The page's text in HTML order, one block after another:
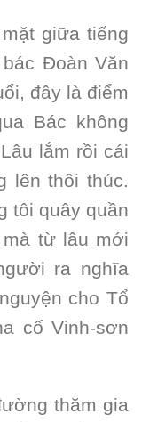
giữa tiếng
Đoàn Văn
đây là điểm
Bác không
lắm rồi cái
lên thôi thúc.
tôi quây quần
từ lâu mới
ra nghĩa
cho Tổ
cố Vinh-sơn
thăm gia